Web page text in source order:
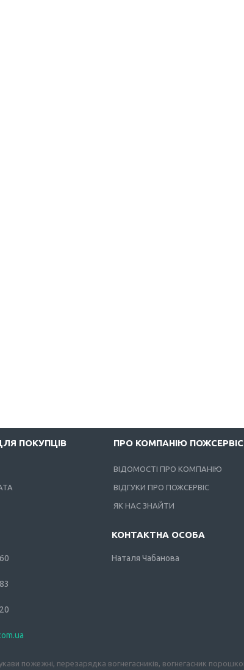
ПОКУПЦІВ ПРО КОМПАНІЮ ПОЖСЕРВІС
ВІДОМОСТІ ПРО КОМПАНІЮ
ВІДГУКИ ПРО ПОЖСЕРВІС
ЯК НАС ЗНАЙТИ
Наталя Чабанова
пожежні, перезарядка вогнегасників, вогнегасник